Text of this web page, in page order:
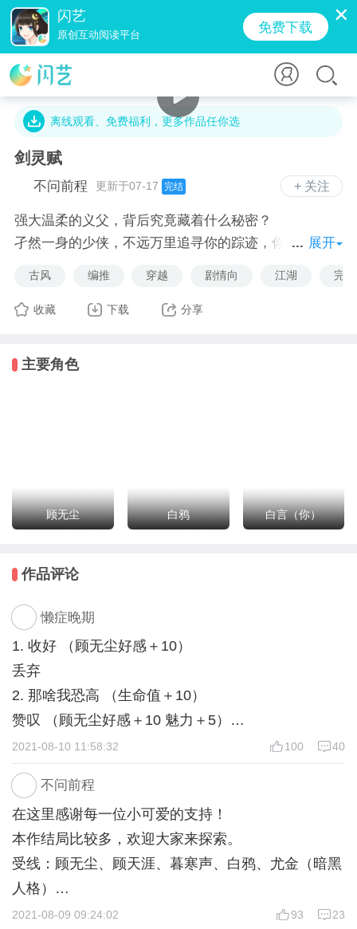
闪艺
原创互动阅读平台 免费下载
27.7万字 · 16.6万人气 · 258.5M · 392万贡献值
离线观看、免费福利，更多作品任你选
剑灵赋
+ 关注
不问前程 更新于07-17 完结
强大温柔的义父，背后究竟藏着什么秘密？
孑然一身的少侠，不远万里追寻你的踪迹，你和他有着
风中玫瑰，为你卸下荆棘
翡冷翠的宝石，哪一个才是真正的他？
什么是善，什么是恶
其中白鸦和尤金需要购买特殊道具方可攻略
排雷：本作融合了仙侠and中世纪欧洲元素构造了一个
完结字数：具体不清楚，这真的很难估
展开
古风 编推 穿越 剧情向 江湖 完结
收藏 下载 分享
主要角色
顾无尘 白鸦 白言（你）
作品评论
懒症晚期
1. 收好 （顾无尘好感＋10）
丢弃
2. 那啥我恐高 （生命值＋10）
赞叹 （顾无尘好感＋10 魅力＋5）
3. 你？（顾无尘好感－10）
吹灭蜡烛 （达成结局，死于非命）
不吹灭蜡烛 （寒声好感＋10）
（选说话后的剧情）
按兵不动
40
100
2021-08-10 11:58:32
不问前程
在这里感谢每一位小可爱的支持！
本作结局比较多，欢迎大家来探索。
受线：顾无尘、顾天涯、暮寒声、白鸦、尤金（暗黑
人格）
攻线：风间、尤金（光明人格）
23
93
2021-08-09 09:24:02